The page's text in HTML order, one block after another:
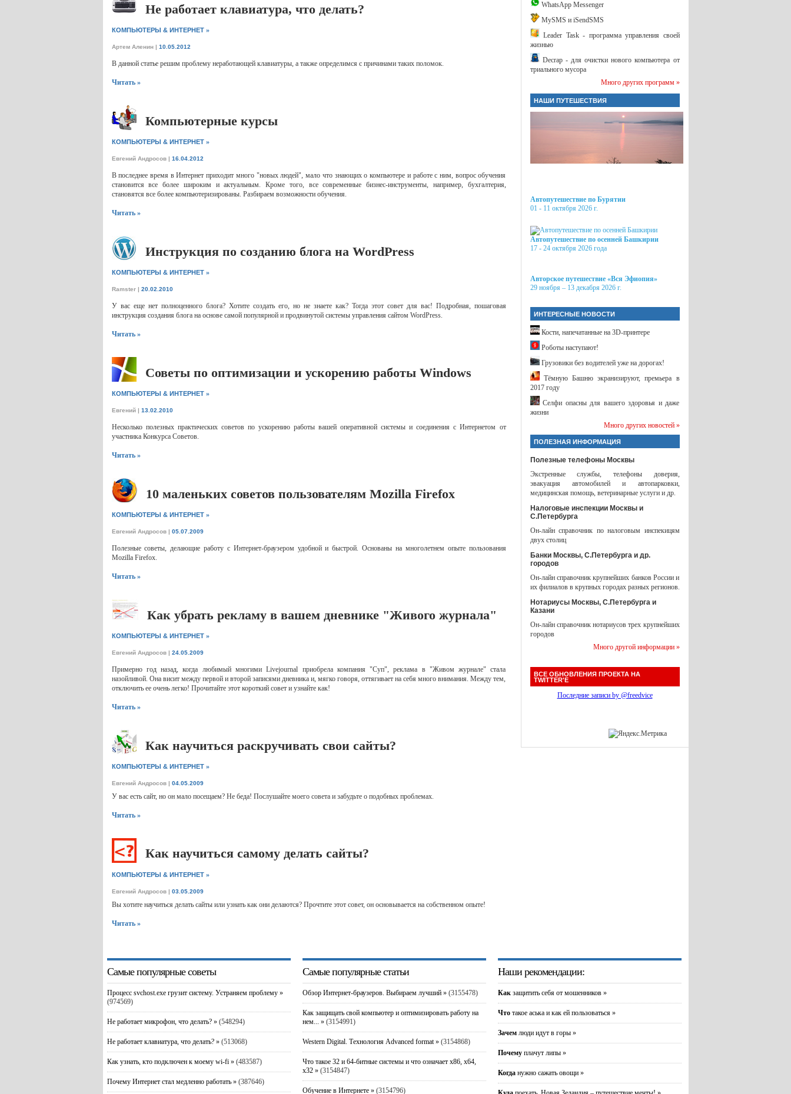
Не работает клавиатура, что делать?
КОМПЬЮТЕРЫ & ИНТЕРНЕТ»
Артем Аленин| 10.05.2012
В данной статье решим проблему неработающей клавиатуры, а также определимся с причинами таких поломок.
Читать »
Компьютерные курсы
КОМПЬЮТЕРЫ & ИНТЕРНЕТ»
Евгений Андросов| 16.04.2012
В последнее время в Интернет приходит много "новых людей", мало что знающих о компьютере и работе с ним, вопрос обучения
становится все более широким и актуальным. Кроме того, все современные бизнес-инструменты, например, бухгалтерия,
становятся все более компьютеризированы. Разбираем возможности обучения.
Читать »
Инструкция по созданию блога на WordPress
КОМПЬЮТЕРЫ & ИНТЕРНЕТ»
Ramster| 20.02.2010
У вас еще нет полноценного блога? Хотите создать его, но не знаете как? Тогда этот совет для вас! Подробная, пошаговая
инструкция создания блога на основе самой популярной и продвинутой системы управления сайтом WordPress.
Читать »
Советы по оптимизации и ускорению работы Windows
КОМПЬЮТЕРЫ & ИНТЕРНЕТ»
Евгений| 13.02.2010
Несколько полезных практических советов по ускорению работы вашей оперативной системы и соединения с Интернетом от
участника Конкурса Советов.
Читать »
10 маленьких советов пользователям Mozilla Firefox
КОМПЬЮТЕРЫ & ИНТЕРНЕТ»
Евгений Андросов| 05.07.2009
Полезные советы, делающие работу с Интернет-браузером удобной и быстрой. Основаны на многолетнем опыте пользования
Mozilla Firefox.
Читать »
Как убрать рекламу в вашем дневнике "Живого журнала"
КОМПЬЮТЕРЫ & ИНТЕРНЕТ»
Евгений Андросов| 24.05.2009
Примерно год назад, когда любимый многими Livejournal приобрела компания "Суп", реклама в "Живом журнале" стала
назойливой. Она висит между первой и второй записями дневника и, мягко говоря, оттягивает на себя много внимания. Между тем,
отключить ее очень легко! Прочитайте этот короткий совет и узнайте как!
Читать »
Как научиться раскручивать свои сайты?
КОМПЬЮТЕРЫ & ИНТЕРНЕТ»
Евгений Андросов| 04.05.2009
У вас есть сайт, но он мало посещаем? Не беда! Послушайте моего совета и забудьте о подобных проблемах.
Читать »
Как научиться самому делать сайты?
КОМПЬЮТЕРЫ & ИНТЕРНЕТ»
Евгений Андросов| 03.05.2009
Вы хотите научиться делать сайты или узнать как они делаются? Прочтите этот совет, он основывается на собственном опыте!
Читать »
WhatsApp Messenger
MySMS и iSendSMS
Leader Task - программа управления своей
жизнью
Decrap - для очистки нового компьютера от
триального мусора
Много других программ »
НАШИ ПУТЕШЕСТВИЯ
Автопутешествие по Бурятии
01 - 11 октября 2026 г.
Автопутешествие по осенней Башкирии
17 - 24 октября 2026 года
Авторское путешествие «Вся Эфиопия»
29 ноября – 13 декабря 2026 г.
ИНТЕРЕСНЫЕ НОВОСТИ
Кости, напечатанные на 3D-принтере
Роботы наступают!
Грузовики без водителей уже на дорогах!
Тёмную Башню экранизируют, премьера в
2017 году
Селфи опасны для вашего здоровья и даже
жизни
Много других новостей »
ПОЛЕЗНАЯ ИНФОРМАЦИЯ
Полезные телефоны Москвы
Экстренные службы, телефоны доверия,
эвакуация автомобилей и автопарковки,
медицинская помощь, ветеринарные услуги и др.
Налоговые инспекции Москвы и
С.Петербурга
Он-лайн справочник по налоговым инспекицям
двух столиц
Банки Москвы, С.Петербурга и др.
городов
Он-лайн справочник крупнейших банков России и
их филиалов в крупных городах разных регионов.
Нотариусы Москвы, С.Петербурга и
Казани
Он-лайн справочник нотариусов трех крупнейших
городов
Много другой информации »
ВСЕ ОБНОВЛЕНИЯ ПРОЕКТА НА
TWITTER'Е
Последние записи by @freedvice
Самые популярные советы
Процесс svchost.exe грузит систему. Устраняем проблему »
(974569)
Не работает микрофон, что делать? » (548294)
Не работает клавиатура, что делать? » (513068)
Как узнать, кто подключен к моему wi-fi » (483587)
Почему Интернет стал медленно работать » (387646)
Самые популярные статьи
Обзор Интернет-браузеров. Выбираем лучший » (3155478)
Как защищать свой компьютер и оптимизировать работу на
нем... » (3154991)
Western Digital. Технология Advanced format » (3154868)
Что такое 32 и 64-битные системы и что означает x86, x64,
x32 » (3154847)
Обучение в Интернете » (3154796)
Наши рекомендации:
Как защитить себя от мошенников »
Что такое аська и как ей пользоваться »
Зачем люди идут в горы »
Почему плачут липы »
Когда нужно сажать овощи »